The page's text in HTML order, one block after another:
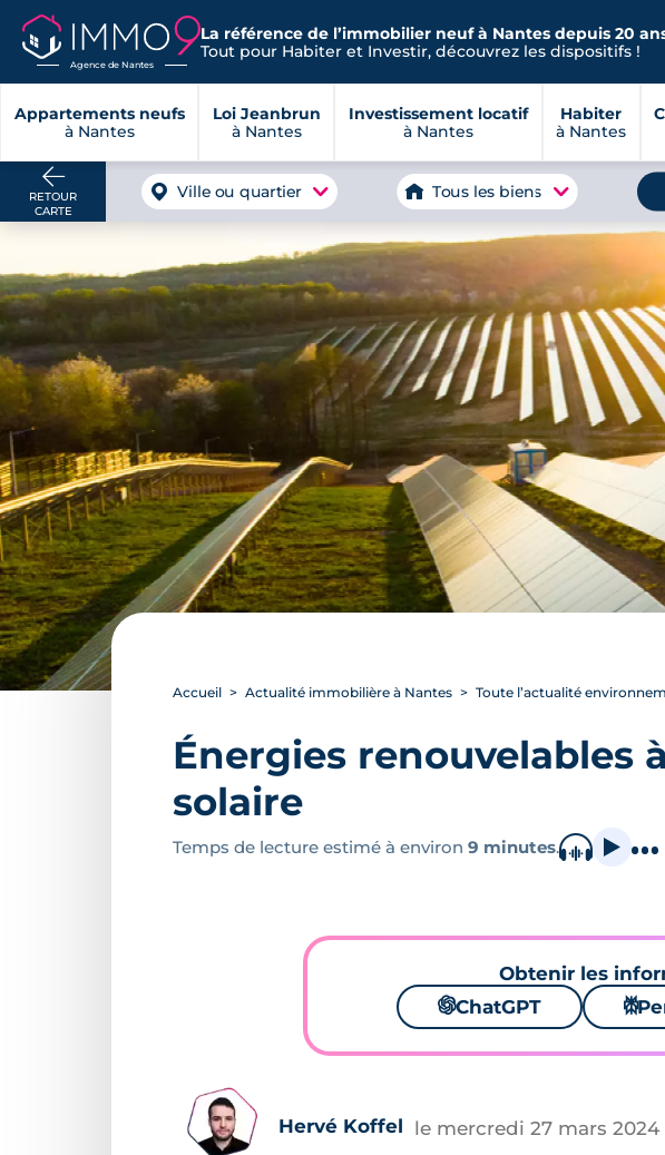
Agence de Nantes
La référence de l’immobilier neuf à Nantes depuis 20
Tout pour Habiter et Investir, découvrez les dispositifs !
Appartements neufs
à Nantes
Loi Jeanbrun
à Nantes
Investissement locatif
à Nantes
Habiter
à Nantes
RETOUR
CARTE
Ville ou quartier Tous les biens
Accueil Actualité immobilière à Nantes Toute l’actualité
Énergies renouvelables
solaire
Temps de lecture estimé à environ 9 minutes.
Obtenir les
🌌ChatGPT ⚙
Hervé Koffel le mercredi 27 mars 2024